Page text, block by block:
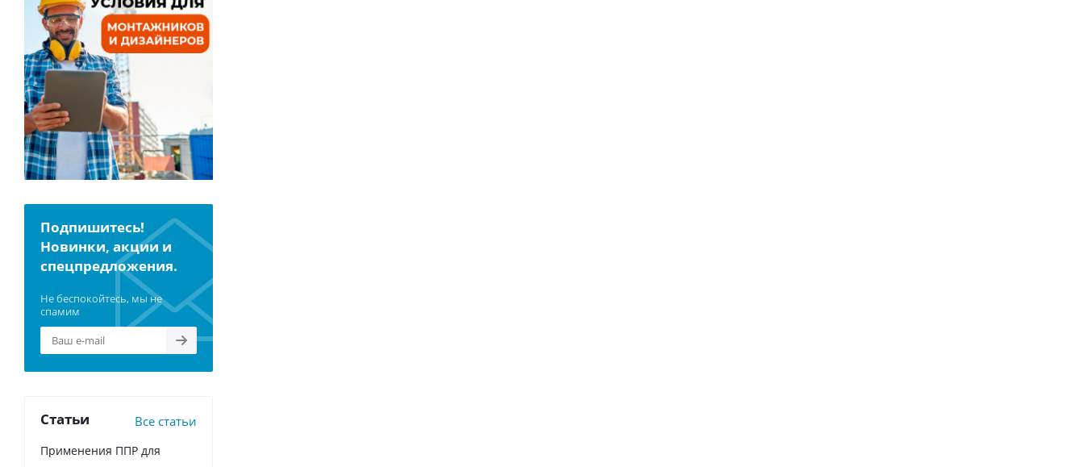
Подпишитесь!
Новинки, акции и
спецпредложения.
Не беспокойтесь, мы не
спамим
Статьи Все статьи
Применения ППР для